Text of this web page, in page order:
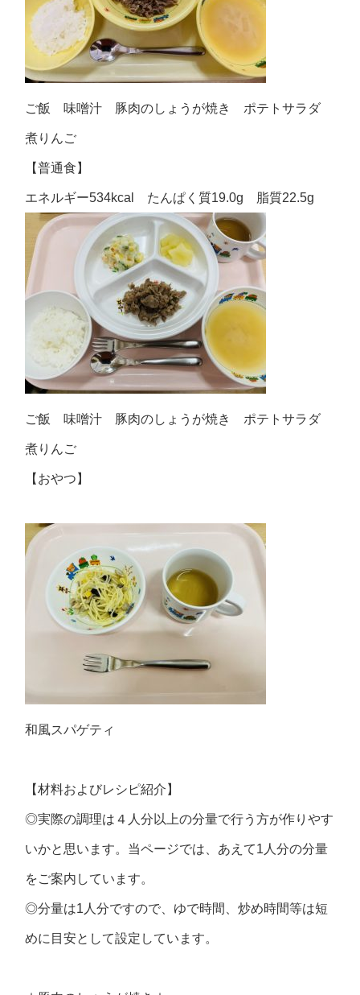
ご飯 味噌汁 豚肉のしょうが焼き ポテトサラダ
煮りんご
【普通食】
エネルギー534kcal たんぱく質19.0g 脂質22.5g
ご飯 味噌汁 豚肉のしょうが焼き ポテトサラダ
煮りんご
【おやつ】
和風スパゲティ
【材料およびレシピ紹介】
◎実際の調理は４人分以上の分量で行う方が作りやす
いかと思います。当ページでは、あえて1人分の分量
をご案内しています。
◎分量は1人分ですので、ゆで時間、炒め時間等は短
めに目安として設定しています。